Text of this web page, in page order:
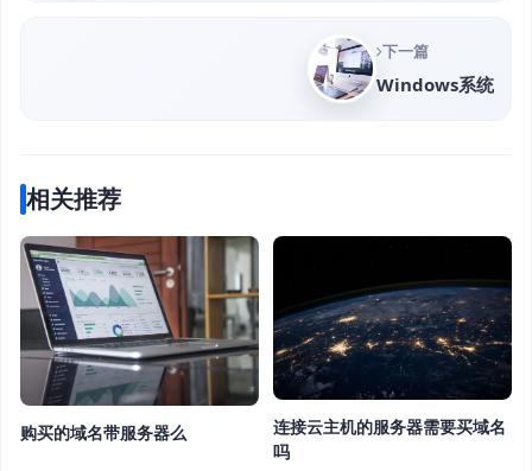
下一篇
Windows系统
相关推荐
购买的域名带服务器么
连接云主机的服务器需要买域名
吗